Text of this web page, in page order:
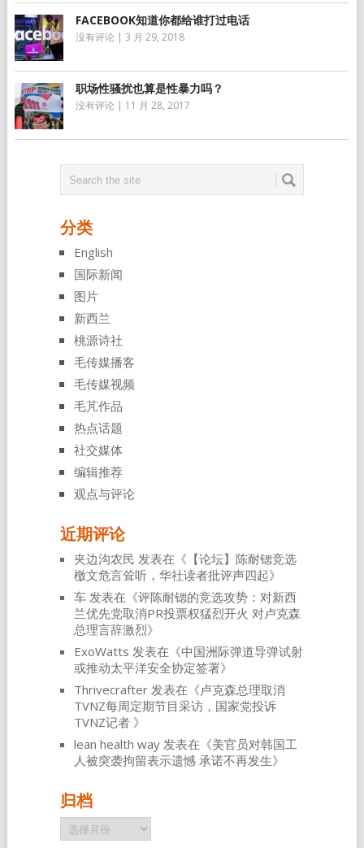
FACEBOOK知道你都给谁打过电话
没有评论 | 3 月 29, 2018
职场性骚扰也算是性暴力吗？
没有评论 | 11 月 28, 2017
分类
English
国际新闻
图片
新西兰
桃源诗社
毛传媒播客
毛传媒视频
毛芃作品
热点话题
社交媒体
编辑推荐
观点与评论
近期评论
夹边沟农民 发表在《 【论坛】陈耐锶竞选
檄文危言耸听，华社读者批评声四起》
车发表在《评陈耐锶的竞选攻势：对新西
兰优先党取消PR投票权猛烈开火 对卢克森
总理言辞激烈》
ExoWatts 发表在《中国洲际弹道导弹试射
或推动太平洋安全协定签署》
Thrivecrafter发表在《卢克森总理取消
TVNZ每周定期节目采访，国家党投诉
TVNZ记者 》
lean health way发表在《美官员对韩国工
人被突袭拘留表示遗憾 承诺不再发生》
归档
归
档